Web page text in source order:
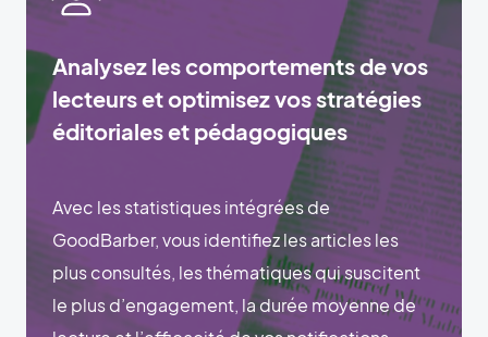
Analysez les comportements de vos
lecteurs et optimisez vos stratégies
éditoriales et pédagogiques
Avec les statistiques intégrées de
GoodBarber, vous identifiez les articles les
plus consultés, les thématiques qui suscitent
le plus d’engagement, la durée moyenne de